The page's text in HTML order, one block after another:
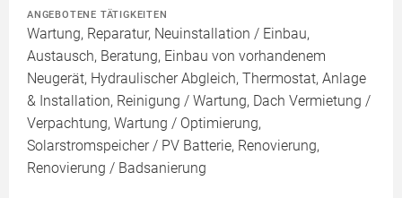
ANGEBOTENE TÄTIGKEITEN
Wartung, Reparatur, Neuinstallation / Einbau,
Austausch, Beratung, Einbau von vorhandenem
Neugerät, Hydraulischer Abgleich, Thermostat, Anlage
& Installation, Reinigung / Wartung, Dach Vermietung /
Verpachtung, Wartung / Optimierung,
Solarstromspeicher / PV Batterie, Renovierung,
Renovierung / Badsanierung